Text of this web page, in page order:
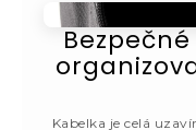
Kabelka je celá